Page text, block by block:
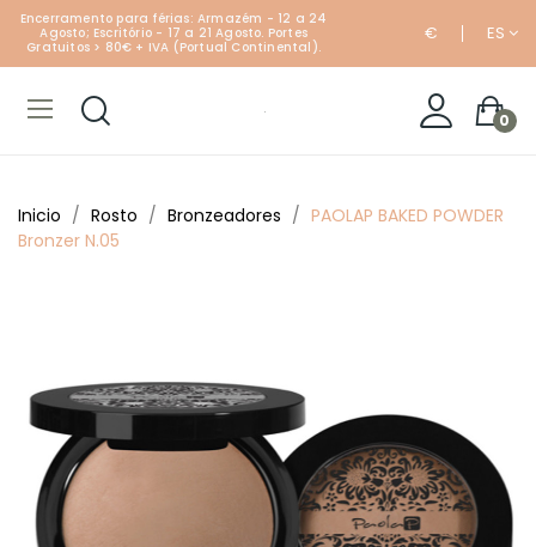
Encerramento para férias: Armazém - 12 a 24
Agosto; Escritório - 17 a 21 Agosto. Portes
Gratuitos > 80€ + IVA (Portual Continental).
€ ES
0
Inicio Rosto Bronzeadores
PAOLAP BAKED POWDER
Bronzer N.05